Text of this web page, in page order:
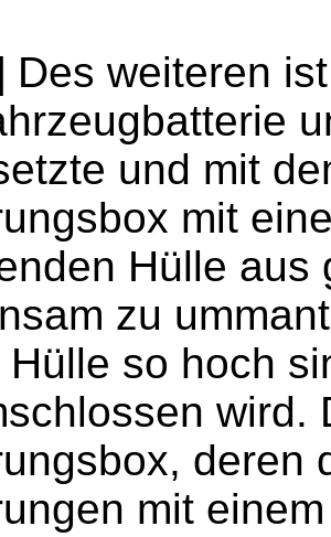
Des weiteren
und mit
mit
Hülle aus
zu
Hülle so hoch
wird.
deren
mit